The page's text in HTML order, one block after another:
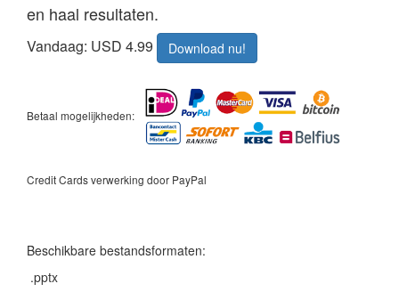
en haal resultaten.
Vandaag: USD 4.99 Download nu!
Betaal mogelijkheden:
Credit Cards verwerking door PayPal
Beschikbare bestandsformaten:
.pptx